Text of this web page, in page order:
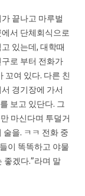
끝나고 마루벌
서 단체회식으로
있는데, 대학때
로 부터 전화가
꼬여 있다. 다른 친
경기장에 가서
보고 있단다. 그
마신다며 투덜거
을. ㅋㅋ 전화 중
이 똑똑하고 야물
좋겠다.”라며 말